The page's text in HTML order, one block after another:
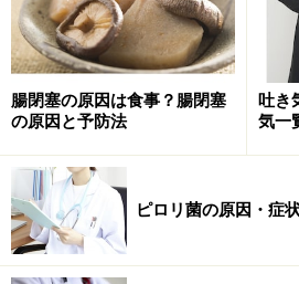
ピロリ菌の血液検査は、ピロリ
ロリ菌に対して作られる血液中の
とは、私たちの免疫細胞がつく
からだにないものを認識したら、
て免疫細胞が対抗するのです。で
染すると、ピロリ菌に対する抗体
腸閉塞の原因は食事？腸閉塞
の原因と予防法
吐き
気一
ピロリ菌の原因・症